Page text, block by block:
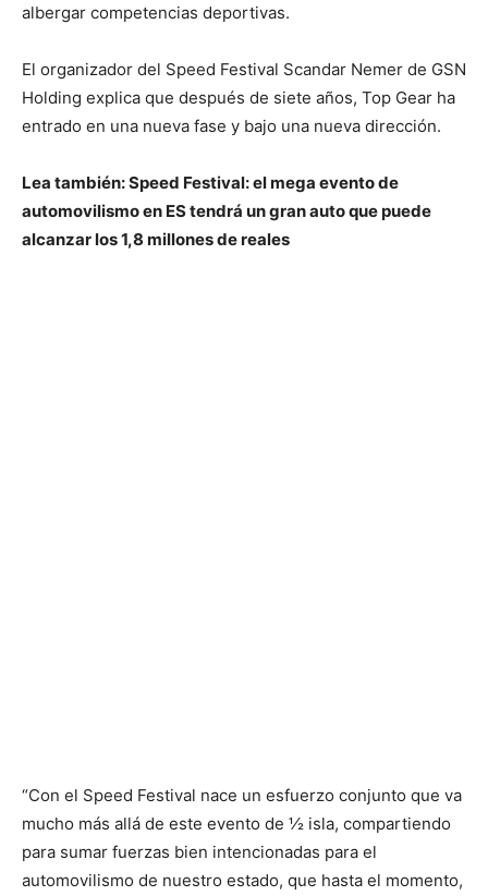
albergar competencias deportivas.
El organizador del Speed ​​​​Festival Scandar Nemer de GSN
Holding explica que después de siete años, Top Gear ha
entrado en una nueva fase y bajo una nueva dirección.
Lea también: Speed ​​​​Festival: el mega evento de
automovilismo en ES tendrá un gran auto que puede
alcanzar los 1,8 millones de reales
“Con el Speed ​​Festival nace un esfuerzo conjunto que va
mucho más allá de este evento de ½ isla, compartiendo
para sumar fuerzas bien intencionadas para el
automovilismo de nuestro estado, que hasta el momento,